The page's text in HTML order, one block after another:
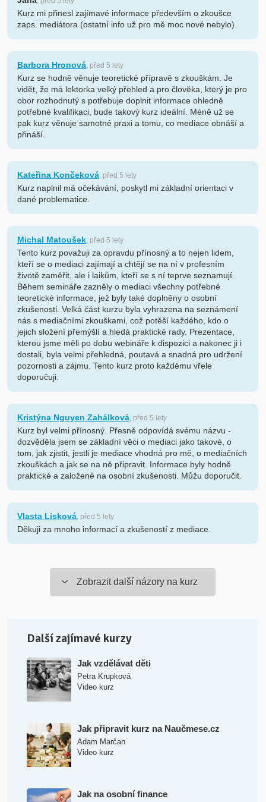
Kurz mi přinesl zajímavé informace především o zkoušce
zaps. mediátora (ostatní info už pro mě moc nové nebylo).
Barbora Hronová, před 5 lety
Kurz se hodně věnuje teoretické přípravě s zkouškám. Je
vidět, že má lektorka velký přehled a pro člověka, který je pro
obor rozhodnutý s potřebuje doplnit informace ohledně
potřebné kvalifikaci, bude takový kurz ideální. Méně už se
pak kurz věnuje samotné praxi a tomu, co mediace obnáší a
přináší.
Kateřina Končeková, před 5 lety
Kurz naplnil má očekávání, poskytl mi základní orientaci v
dané problematice.
Michal Matoušek, před 5 lety
Tento kurz považuji za opravdu přínosný a to nejen lidem,
kteří se o mediaci zajímají a chtějí se na ní v profesním
životě zaměřit, ale i laikům, kteří se s ní teprve seznamují.
Během semináře zazněly o mediaci všechny potřebné
teoretické informace, jež byly také doplněny o osobní
zkušenosti. Velká část kurzu byla vyhrazena na seznámení
nás s mediačními zkouškami, což potěší každého, kdo o
jejich složení přemýšlí a hledá praktické rady. Prezentace,
kterou jsme měli po dobu webináře k dispozici a nakonec ji i
dostali, byla velmi přehledná, poutavá a snadná pro udržení
pozornosti a zájmu. Tento kurz proto každému vřele
doporučuji.
Kristýna Nguyen Zahálková, před 5 lety
Kurz byl velmi přínosný. Přesně odpovídá svému názvu -
dozvěděla jsem se základní věci o mediaci jako takové, o
tom, jak zjistit, jestli je mediace vhodná pro mě, o mediačních
zkouškách a jak se na ně připravit. Informace byly hodně
praktické a založené na osobní zkušenosti. Můžu doporučit.
Vlasta Lisková, před 5 lety
Děkuji za mnoho informací a zkušeností z mediace.
Zobrazit další názory na kurz
Další zajímavé kurzy
Jak vzdělávat děti
Petra Krupková
Video kurz
Jak připravit kurz na Naučmese.cz
Adam Marčan
Video kurz
Jak na osobní finance